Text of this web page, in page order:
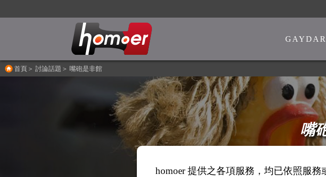
GAYDAR
嘴
首頁 ＞ 討論話題 ＞ 嘴砲是非館
homoer 提供之各項服務，均已依照服